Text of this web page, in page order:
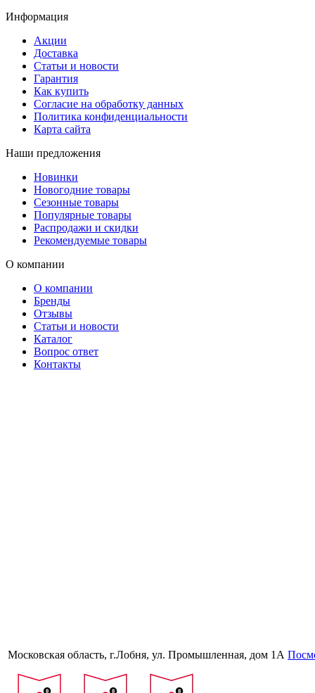
Информация
Акции
Доставка
Статьи и новости
Гарантия
Как купить
Согласие на обработку данных
Политика конфиденциальности
Карта сайта
Наши предложения
Новинки
Новогодние товары
Сезонные товары
Популярные товары
Распродажи и скидки
Рекомендуемые товары
О компании
О компании
Бренды
Отзывы
Статьи и новости
Каталог
Вопрос ответ
Контакты
Московская область, г.Лобня, ул. Промышленная, дом 1А